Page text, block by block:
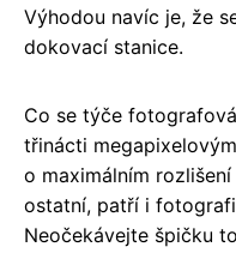
Výhodou navíc je, že
dokovací stanice.
Co se týče
třinácti
o maximálním
ostatní, patří i
Neočekávejte špičku